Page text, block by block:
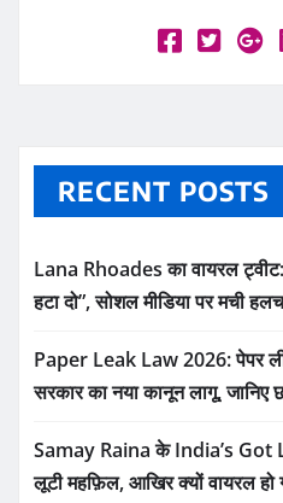
RECENT POSTS
Lana Rhoades का वायरल
हटा दो”, सोशल मीडिया पर मची
Paper Leak Law 2026: पेपर
सरकार का नया कानून लागू, जानिए
Samay Raina के India’s
लूटी महफ़िल, आखिर क्यों वायरल हो